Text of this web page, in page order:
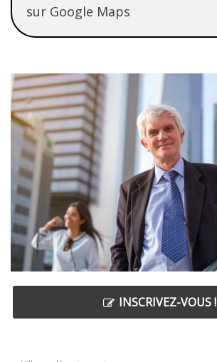
sur Google Maps
INSCRIVEZ-VOUS !